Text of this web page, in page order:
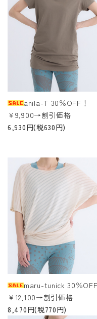
anila-T 30％OFF！
￥9,900→割引価格
6,930円(税630円)
maru-tunick 30％OFF
￥12,100→割引価格
8,470円(税770円)